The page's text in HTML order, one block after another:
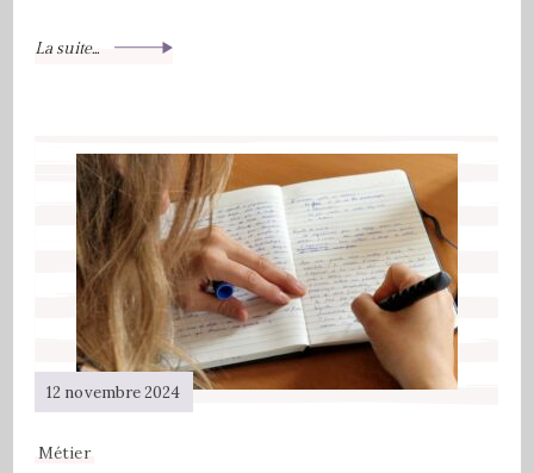
La suite...
12 novembre 2024
Métier